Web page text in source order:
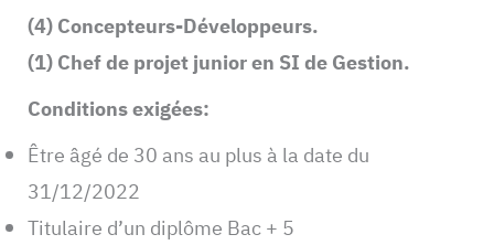
(4) Concepteurs-Développeurs.
(1) Chef de projet junior en SI de Gestion.
Conditions exigées:
Être âgé de 30 ans au plus à la date du
31/12/2022
Titulaire d’un diplôme Bac + 5